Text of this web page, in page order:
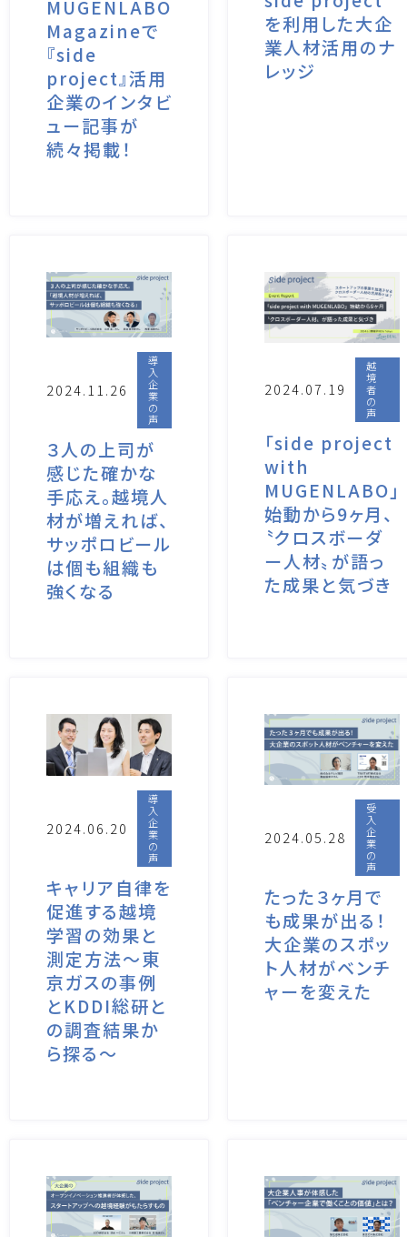
MUGENLABO
Magazineで
『side
project』活用
企業のインタビ
ュー記事が
続々掲載！
を利用した大企
業人材活用のナ
レッジ
2024.11.26
導
入
企
業
の
声
３人の上司が
感じた確かな
手応え。越境人
材が増えれば、
サッポロビール
は個も組織も
強くなる
2024.07.19
越
境
者
の
声
「side project
with
MUGENLABO」
始動から9ヶ月、
〝クロスボーダ
ー人材〟が語っ
た成果と気づき
2024.06.20
導
入
企
業
の
声
キャリア自律を
促進する越境
学習の効果と
測定方法～東
京ガスの事例
とKDDI総研と
の調査結果か
ら探る～
2024.05.28
受
入
企
業
の
声
たった３ヶ月で
も成果が出る！
大企業のスポッ
ト人材がベンチ
ャーを変えた